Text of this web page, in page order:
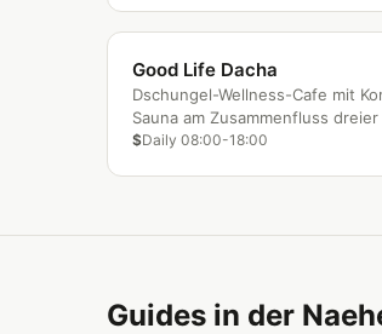
Good Life Dacha
Dschungel-Wellness-Cafe mit
Sauna am Zusammenfluss
$Daily 08:00-18:00
Guides in der